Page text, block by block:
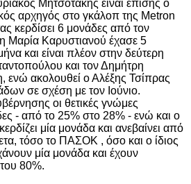
Μητσοτάκης είναι επίσης ο
αρχηγός στο γκάλοπ της Metron
κερδίσει 6 μονάδες από τον
Μαρία Καρυστιανού έχασε 5
και είναι πλέον στην δεύτερη
και τον Δημήτρη
ενώ ακολουθεί ο Αλέξης Τσίπρας
σε σχέση με τον Ιούνιο.
οι θετικές γνώμες
- από το 25% στο 28% - ενώ και ο
μία μονάδα και ανεβαίνει από
τόσο το ΠΑΣΟΚ , όσο και ο ίδιος
μία μονάδα και έχουν
80%.